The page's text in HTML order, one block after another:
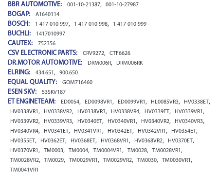
BBR AUTOMOTIVE: 001-10-21387, 001-10-27987
BOGAP: A1640114
BOSCH: 1 417 010 997, 1 417 010 998, 1 417 010 999
BUCHLI: 1417010997
CAUTEX: 752356
CSV ELECTRONIC PARTS: CRV9272, CTF6626
DR.MOTOR AUTOMOTIVE: DRM006R, DRM006RK
ELRING: 434.651 , 900.650
EQUAL QUALITY: GOM716460
ESEN SKV: 53SKV187
ET ENGINETEAM: ED0054, ED0098VR1 , ED0099VR1 , HL0085VR3, HV0338ET,
HV0338VR1 , HV0338VR2, HV0338VR3, HV0338VR4, HV0339ET, HV0339VR1 ,
HV0339VR2, HV0339VR3, HV0340ET, HV0340VR1 , HV0340VR2, HV0340VR3,
HV0340VR4, HV0341ET, HV0341VR1 , HV0342ET, HV0342VR1 , HV0354ET,
HV0355ET, HV0362ET, HV0368ET, HV0368VR1 , HV0368VR2, HV0370ET,
HV0370VR1 , TM0003, TM0004, TM0004VR1 , TM0028, TM0028VR1 ,
TM0028VR2, TM0029, TM0029VR1 , TM0029VR2, TM0030, TM0030VR1 ,
TM0041VR1